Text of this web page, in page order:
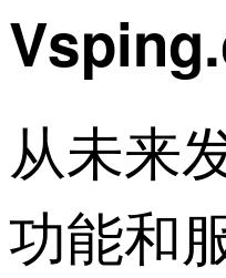
从未来
功能和